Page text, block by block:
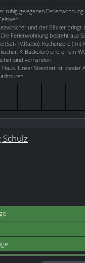
ruhig gelegenen
und der Bäcker bringt
Ferienwohnung besteht aus
TV,Radio), Küchenzeile (mit
Kl.Backofen) und einem
sind vorhanden.
Unser Standort ist idealer